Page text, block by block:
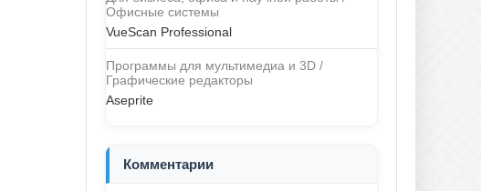
Офисные системы
VueScan Professional
Программы для мультимедиа и 3D /
Графические редакторы
Aseprite
Комментарии